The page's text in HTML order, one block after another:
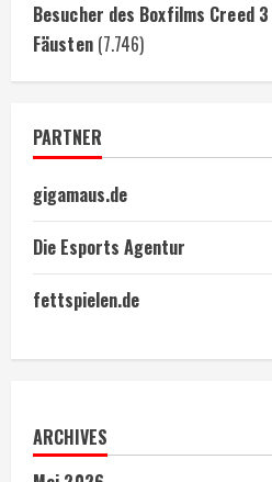
Besucher des Boxfilms Creed
Fäusten (7.746)
PARTNER
gigamaus.de
Die Esports Agentur
fettspielen.de
ARCHIVES